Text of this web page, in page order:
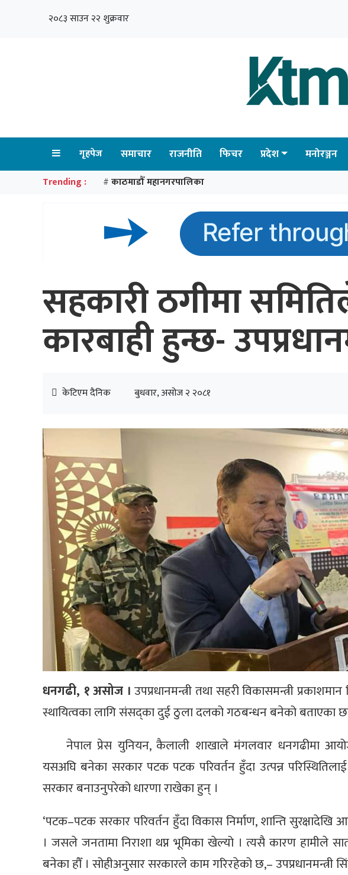
२०८३ साउन २२ शुक्रवार
गृहपेज समाचार राजनीति फिचर प्रदेश मनोरञ्जन
Trending : # काठमाडौँ महानगरपालिका
सहकारी ठगीमा
कारबाही हुन्छ-
केटिएम दैनिक बुधवार, असोज २ २०८१
धनगढी, १ असोज । उपप्रधानमन्त्री तथा सहरी विकासमन्त्री
स्थायित्वका लागि संसद्का दुई ठुला दलको गठबन्धन बनेको बताएका
नेपाल प्रेस युनियन, कैलाली शाखाले मंगलवार धनगढीमा
यसअघि बनेका सरकार पटक पटक परिवर्तन हुँदा उत्पन्न
सरकार बनाउनुपरेको धारणा राखेका हुन् ।
‘पटक–पटक सरकार परिवर्तन हुँदा विकास निर्माण, शान्ति सुरक्षादेखि
। जसले जनतामा निराशा थप्न भूमिका खेल्यो । त्यसै कारण हामीले
बनेका हौँ । सोहीअनुसार सरकारले काम गरिरहेको छ,– उपप्रधानमन्त्री